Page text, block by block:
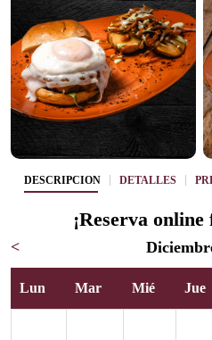
DESCRIPCIÓN DETALLES
¡Reserva
<
Lun Mar Mié Jue